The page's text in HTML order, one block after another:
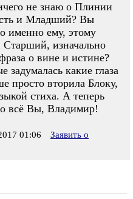
не знаю о Плинии
и Младший? Вы
именно ему, этому
изначально
о вине и истине?
задумалась какие глаза
просто вторила Блоку,
стиха. А теперь
всё Вы, Владимир!
01:06
Заявить о